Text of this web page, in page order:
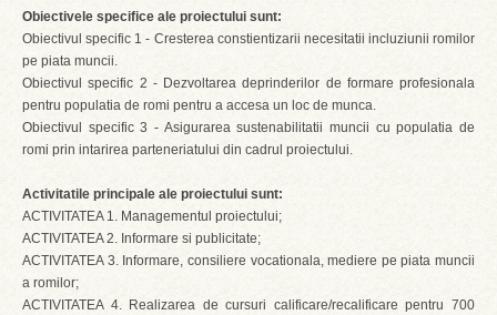
Obiectivele specifice ale proiectului sunt:
Obiectivul specific 1 - Cresterea constientizarii necesitatii incluziunii romilor
pe piata muncii.
Obiectivul specific 2 - Dezvoltarea deprinderilor de formare profesionala
pentru populatia de romi pentru a accesa un loc de munca.
Obiectivul specific 3 - Asigurarea sustenabilitatii muncii cu populatia de
romi prin intarirea parteneriatului din cadrul proiectului.
Activitatile principale ale proiectului sunt:
ACTIVITATEA 1. Managementul proiectului;
ACTIVITATEA 2. Informare si publicitate;
ACTIVITATEA 3. Informare, consiliere vocationala, mediere pe piata muncii
a romilor;
ACTIVITATEA 4. Realizarea de cursuri calificare/recalificare pentru 700